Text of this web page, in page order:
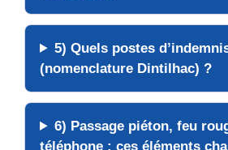
5) Quels postes
(nomenclature Dintilhac) ?
6) Passage piéton, feu
téléphone : ces éléments